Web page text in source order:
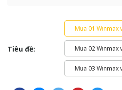
Tiêu đề:
Mua 01 Winmax
Mua 02 Winmax
Mua 03 Winmax